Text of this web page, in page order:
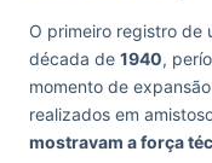
O primeiro registro de
década de 1940,
momento de
realizados em
mostravam a força